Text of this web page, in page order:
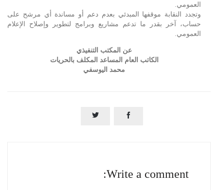
العمومي.
وتجدد النقابة موقفها المبدئي بعدم دعم أو مساندة أي مرشح على
حساب، آخر بقدر ما تدعم مشاريع وبرامج لتطوير وإصلاح الإعلام
العمومي.
عن المكتب التنفيذي
الكاتب العام المساعد المكلف بالحريات
محمد اليوسفي


Write a comment: